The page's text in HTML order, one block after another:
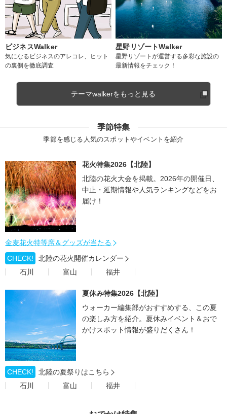
ビジネスWalker
気になるビジネスのアレコレ、ヒット
の裏側を徹底調査
星野リゾートWalker
星野リゾートが運営する多彩な施設の
最新情報をチェック！
テーマwalkerをもっと見る
季節特集
季節を感じる人気のスポットやイベントを紹介
花火特集2026【北陸】
北陸の花火大会を掲載。2026年の開催日、
中止・延期情報や人気ランキングなどをお
届け！
金麦花火特等席＆グッズが当たる
CHECK!
北陸の花火開催カレンダー
石川
富山 福井
夏休み特集2026【北陸】
ウォーカー編集部がおすすめする、この夏
の楽しみ方を紹介。夏休みイベント＆おで
かけスポット情報が盛りだくさん！
CHECK!
北陸の夏祭りはこちら
石川
富山 福井